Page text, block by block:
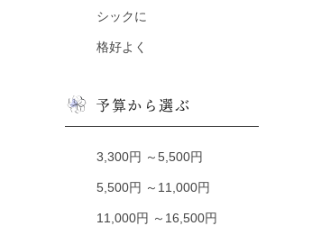
シックに
格好よく
予算から選ぶ
3,300円 ～5,500円
5,500円 ～11,000円
11,000円 ～16,500円